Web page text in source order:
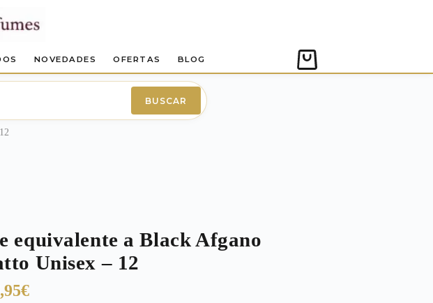
NOVEDADES OFERTAS BLOG
Carro
de
BUSCAR
equivalente a Black Afgano
Unisex – 12
€Rango